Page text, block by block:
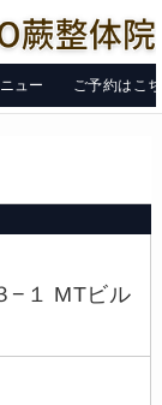
ュー ご予約はこ
−１ MTビル